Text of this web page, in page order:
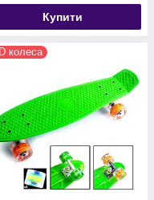
Купити
колеса